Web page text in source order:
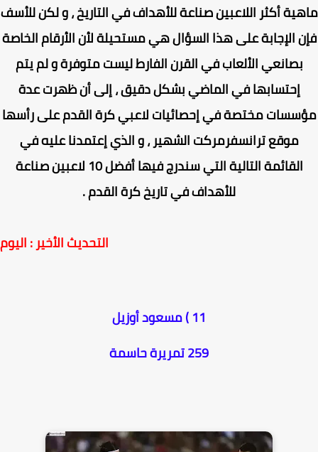
أكثر اللاعبين صناعة للأهداف في التاريخ ، و لكن للأسف
الإجابة على هذا السؤال هي مستحيلة لأن الأرقام الخاصة
بصانعي الألعاب في القرن الفارط ليست متوفرة و لم يتم
إحتسابها في الماضي بشكل دقيق ، إلى أن ظهرت عدة
مختصة في إحصائيات لاعبي كرة القدم على رأسها
موقع ترانسفرمركت الشهير ، و الذي إعتمدنا عليه في
القائمة التالية التي سندرج فيها أفضل 10 لاعبين صناعة
للأهداف في تاريخ كرة القدم .
التحديث الأخير : اليوم
259 تمريرة حاسمة